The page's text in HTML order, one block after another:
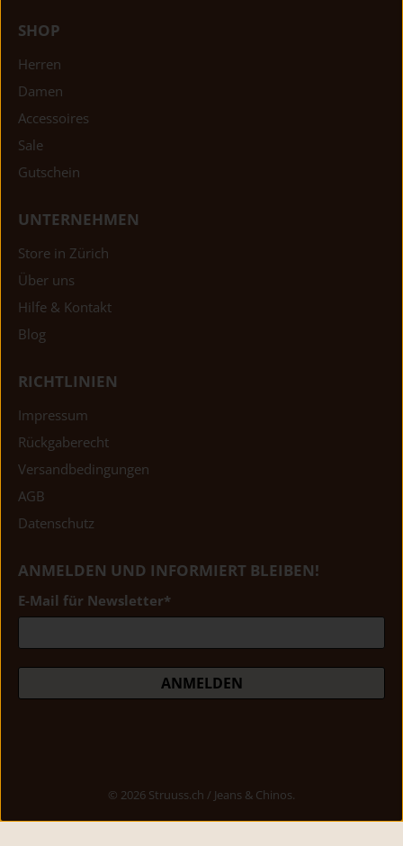
SHOP
Herren
Damen
Accessoires
Sale
Gutschein
UNTERNEHMEN
Store in Zürich
Über uns
Hilfe & Kontakt
Blog
RICHTLINIEN
Impressum
Rückgaberecht
Versandbedingungen
AGB
Datenschutz
ANMELDEN UND INFORMIERT BLEIBEN!
E-Mail für Newsletter*
ANMELDEN
© 2026 Struuss.ch / Jeans & Chinos.